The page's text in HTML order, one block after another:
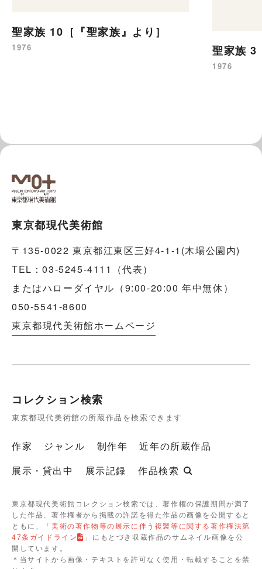
聖家族 10［『聖家族』より］
1976 聖家族 3
1976
東京都現代美術館
〒135-0022 東京都江東区三好4-1-1(木場公園内)
TEL：03-5245-4111（代表）
またはハローダイヤル（9:00-20:00 年中無休）
050-5541-8600
東京都現代美術館ホームページ
コレクション検索
東京都現代美術館の所蔵作品を検索できます
作家 ジャンル 制作年
近年の所蔵作品
展示・貸出中
展示記録 作品検索
東京都現代美術館コレクション検索では、著作権の保護期間が満了
した作品、著作権者から掲載の許諾を得た作品の画像を公開すると
ともに、「美術の著作物等の展示に伴う複製等に関する著作権法第
47条ガイドライン
」にもとづき収蔵作品のサムネイル画像を公
開しています。
＊当サイトから画像・テキストを許可なく使用・転載することを禁